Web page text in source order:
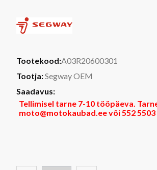
Tootekood:A03R20600301
Tootja:Segway OEM
Saadavus:
Tellimisel tarne 7-10 tööpäeva.
moto@motokaubad.ee või 552 5503